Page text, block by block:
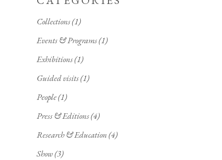
Collections(1)
Events & Programs(1)
Exhibitions(1)
Guided visits(1)
People(1)
Press & Editions(4)
Research & Education(4)
Show(3)